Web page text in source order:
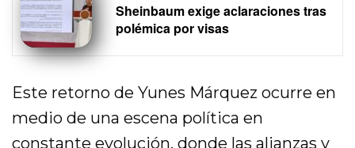
Sheinbaum exige aclaraciones tras
polémica por visas
Este retorno de Yunes Márquez ocurre en
medio de una escena política en
constante evolución, donde las alianzas y